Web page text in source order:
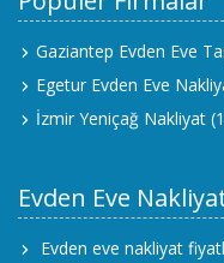
Gaziantep Evden Eve
Egetur Evden Eve
İzmir Yeniçağ Nakliyat
Evden Eve
Evden eve nakliyat